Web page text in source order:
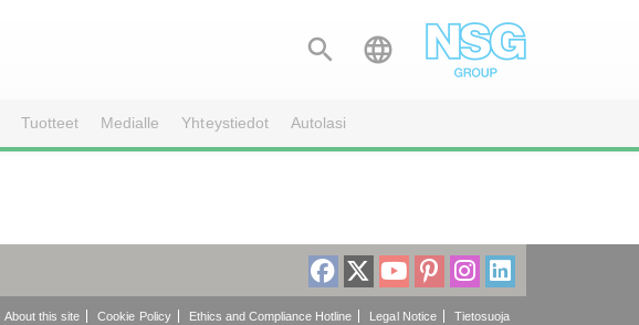
 
Tuotteet Medialle Yhteystiedot Autolasi
About this site Cookie Policy Ethics and Compliance Hotline Legal Notice Tietosuoja